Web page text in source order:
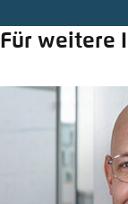
Für weitere